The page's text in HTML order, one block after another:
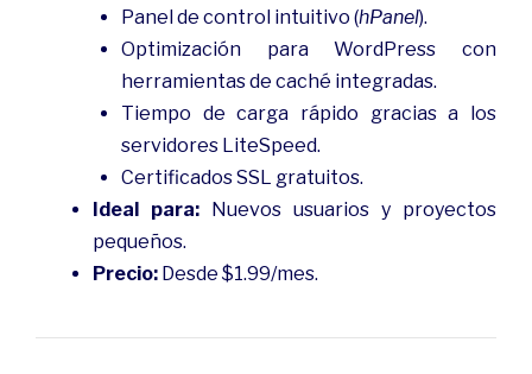
Panel de control intuitivo (hPanel).
Optimización para WordPress con
herramientas de caché integradas.
Tiempo de carga rápido gracias a los
servidores LiteSpeed.
Certificados SSL gratuitos.
Ideal para: Nuevos usuarios y proyectos
pequeños.
Precio: Desde $1.99/mes.